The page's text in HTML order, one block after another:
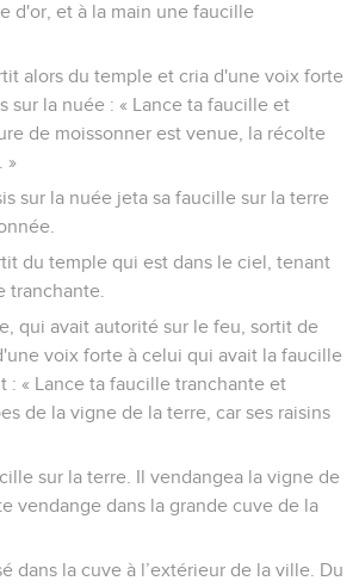
d'or, et à la main une faucille
alors du temple et cria d'une voix forte
sur la nuée : « Lance ta faucille et
de moissonner est venue, la récolte
»
sur la nuée jeta sa faucille sur la terre
du temple qui est dans le ciel, tenant
tranchante.
qui avait autorité sur le feu, sortit de
voix forte à celui qui avait la faucille
: « Lance ta faucille tranchante et
de la vigne de la terre, car ses raisins
sur la terre. Il vendangea la vigne de
vendange dans la grande cuve de la
dans la cuve à l’extérieur de la ville. Du